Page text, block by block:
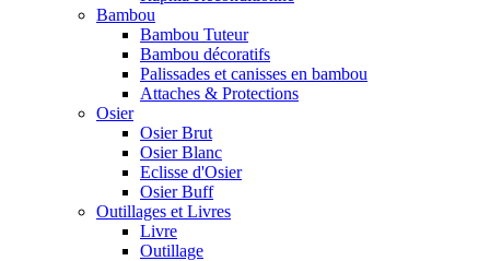
Bambou
Bambou Tuteur
Bambou décoratifs
Palissades et canisses en bambou
Attaches & Protections
Osier
Osier Brut
Osier Blanc
Eclisse d'Osier
Osier Buff
Outillages et Livres
Livre
Outillage